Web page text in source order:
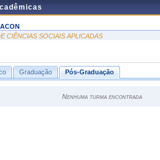
CIÊNCIAS SOCIAIS APLICADAS
Graduação Pós-Graduação
Nenhuma turma encontrada